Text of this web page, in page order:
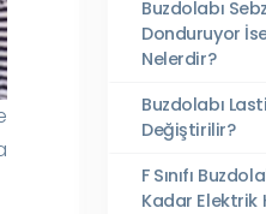
Buzdolabı
Donduruyor
Nelerdir?
Buzdolabı
Değiştirilir?
F Sınıfı
Kadar Elektrik